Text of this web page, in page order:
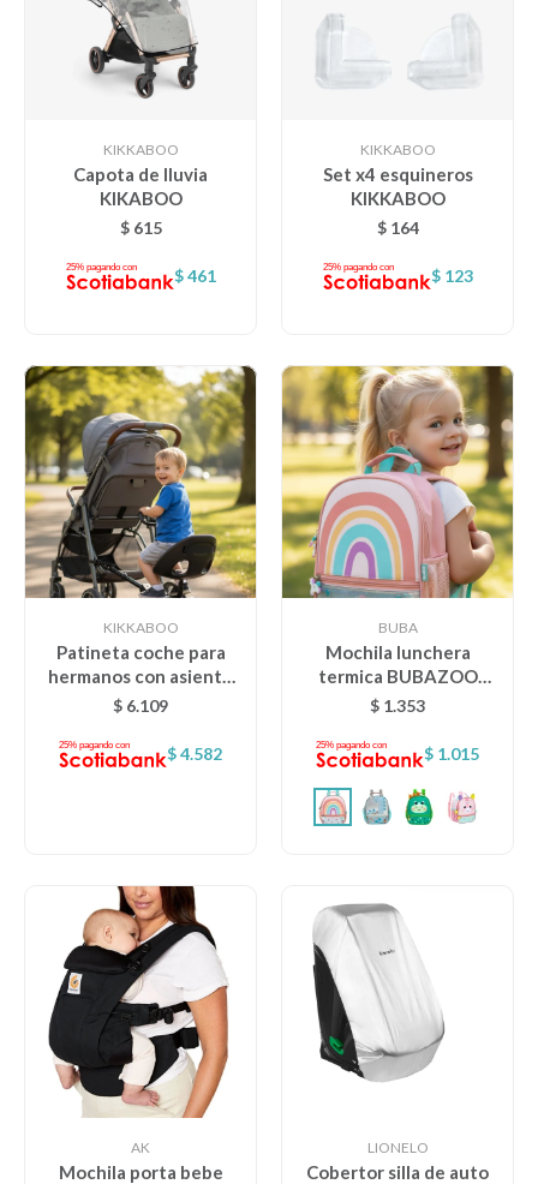
KIKKABOO
Capota de lluvia
KIKABOO
$ 615
$ 461
KIKKABOO
Set x4 esquineros
KIKKABOO
$ 164
$ 123
KIKKABOO
Patineta coche para
hermanos con asiento
KIKKABOO
$ 6.109
$4.582
BUBA
Mochila lunchera
termica BUBAZOO
BUBA - Arco iris
$ 1.353
$ 1.015
AK
Mochila porta bebe
LIONELO
Cobertor silla de auto